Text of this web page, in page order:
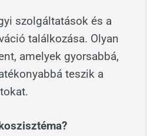
szolgáltatások és a
találkozása. Olyan
amelyek gyorsabbá,
teszik a